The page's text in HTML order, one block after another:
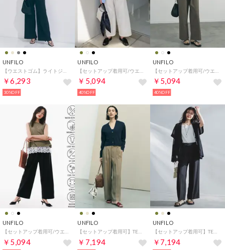
UNFILO
￥6,293
30%OFF
UNFILO
￥5,094
40%OFF
UNFILO
￥5,094
40%OFF
UNFILO
￥5,094
UNFILO
￥7,194
UNFILO
【セットアップ着用可】TENNEN TOUCH タックワイドパンツ （ブラック）
￥7,194